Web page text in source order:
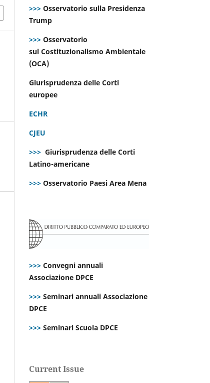
>>> Osservatorio sulla Presidenza
Trump
>>> Osservatorio
sul Costituzionalismo Ambientale
(OCA)
Giurisprudenza delle Corti
europee
ECHR
CJEU
>>> Giurisprudenza delle Corti
Latino-americane
>>> Osservatorio Paesi Area Mena
>>> Convegni annuali
Associazione DPCE
>>> Seminari annuali Associazione
DPCE
>>> Seminari Scuola DPCE
Current Issue